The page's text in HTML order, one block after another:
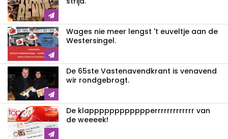
Wages nie meer lengst 't euveltje aan de
Westersingel.
De 65ste Vastenavendkrant is venavend
wir rondgebrogt.
De klappppppp­ppppperrrrrrrrrrrrr van
de weeeek!